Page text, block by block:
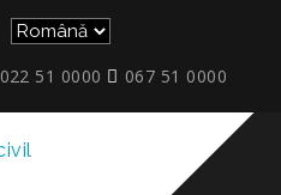
022 51 0000 067 51 0000